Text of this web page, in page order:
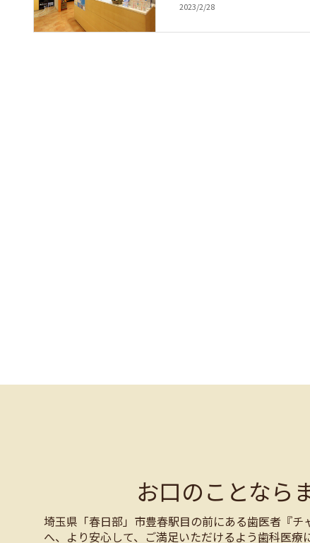
2023/2/28
お口のことなら
埼玉県「春日部」市豊春駅目の前にある歯医者『
へ、より安心して、ご満足いただけるよう歯科医